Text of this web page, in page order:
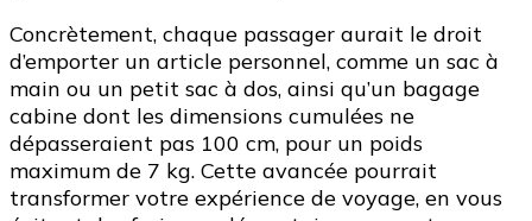
Concrètement, chaque passager aurait le droit
d’emporter un article personnel, comme un sac à
main ou un petit sac à dos, ainsi qu’un bagage
cabine dont les dimensions cumulées ne
dépasseraient pas 100 cm, pour un poids
maximum de 7 kg. Cette avancée pourrait
transformer votre expérience de voyage, en vous